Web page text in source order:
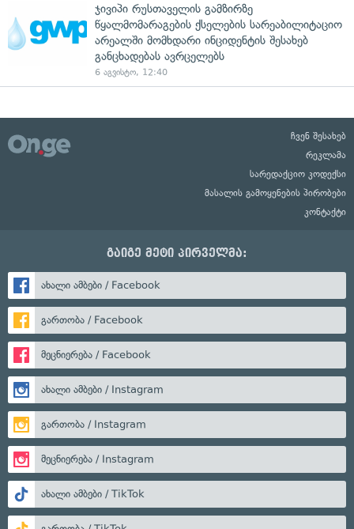
ჯივიპი რუსთაველის გამზირზე
წყალმომარაგების ქსელების სარეაბილიტაციო
არეალში მომხდარი ინციდენტის შესახებ
განცხადებას ავრცელებს
6 აგვისტო, 12:40
ჩვენ შესახებ
რეკლამა
სარედაქციო კოდექსი
მასალის გამოყენების პირობები
კონტაქტი
გაიგე მეტი პირველმა:
ახალი ამბები / Facebook
გართობა / Facebook
მეცნიერება / Facebook
ახალი ამბები / Instagram
გართობა / Instagram
მეცნიერება / Instagram
ახალი ამბები / TikTok